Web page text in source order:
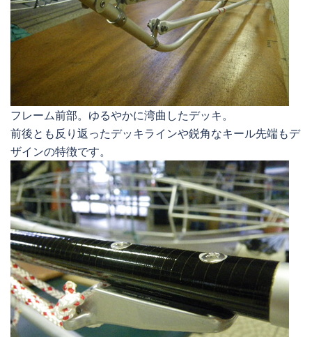
フレーム前部。ゆるやかに湾曲したデッキ。
前後とも反り返ったデッキラインや鋭角なキール先端もデ
ザインの特徴です。